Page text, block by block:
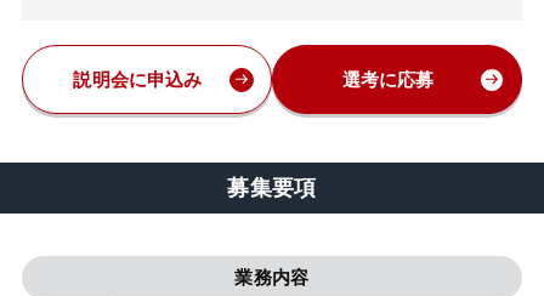
説明会に申込み 選考に応募
募集要項
業務内容
費用